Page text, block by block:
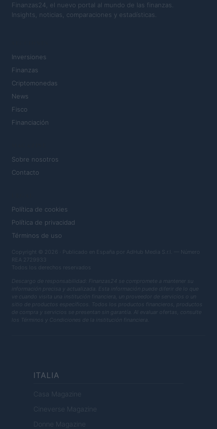
Finanzas24, el nuevo portal al mundo de las finanzas.
Insights, noticias, comparaciones y estadísticas.
Inversiones
Finanzas
Criptomonedas
News
Fisco
Financiación
Sobre nosotros
Contacto
Política de cookies
Política de privacidad
Términos de uso
Copyright © 2026 · Publicado en España por AdHub Media S.r.l. — Número
REA 2729933
Todos los derechos reservados
Descargo de responsabilidad: Finanzas24 se compromete a mantener su
información precisa y actualizada. Esta información puede diferir de lo que
ve cuando visita una institución financiera, un proveedor de servicios o un
sitio de productos específicos. Todos los productos financieros, productos
de compra y servicios se presentan sin garantía. Al evaluar ofertas, consulte
los Términos y Condiciones de la institución financiera.
ITALIA
Casa Magazine
Cineverse Magazine
Donne Magazine